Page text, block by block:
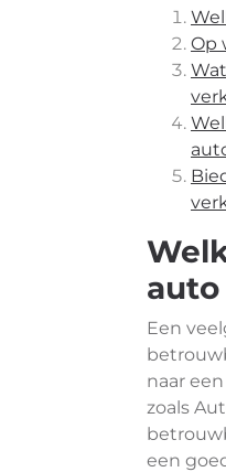
Op
Een
naar
zoals
een